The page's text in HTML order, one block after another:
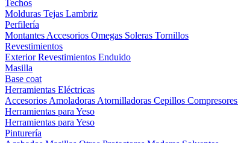
Techos
Molduras Tejas Lambriz
Perfilería
Montantes Accesorios Omegas Soleras Tornillos
Revestimientos
ExteriorRevestimientos Enduido
Masilla
Base coat
Herramientas Eléctricas
Accesorios Amoladoras Atornilladoras Cepillos Compresores
Herramientas para Yeso
Herramientas para Yeso
Pinturería